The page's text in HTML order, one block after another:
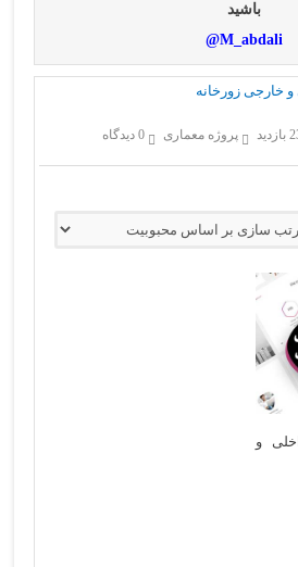
باشید
M_abdali@
و خارجی زورخانه
پروژه معماری 0 دیدگاه
و